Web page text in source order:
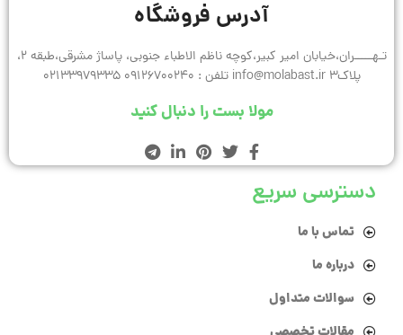
آدرس فروشگاه
تـهـــــران،خیابان امیر کبیر،کوچه ناظم الاطباء جنوبی، پاساژ مشرقی،طبقه 2،
پلاک3 info@molabast.ir تلفن : 09126700240 02133979335
مولا بست را دنبال کنید
دسترسی سریع
تماس با ما
درباره ما
سوالات متداول